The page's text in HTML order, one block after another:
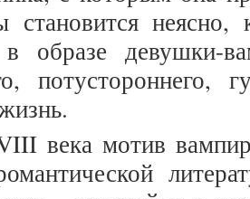
становится
образе девушки-
потустороннего,
века мотив